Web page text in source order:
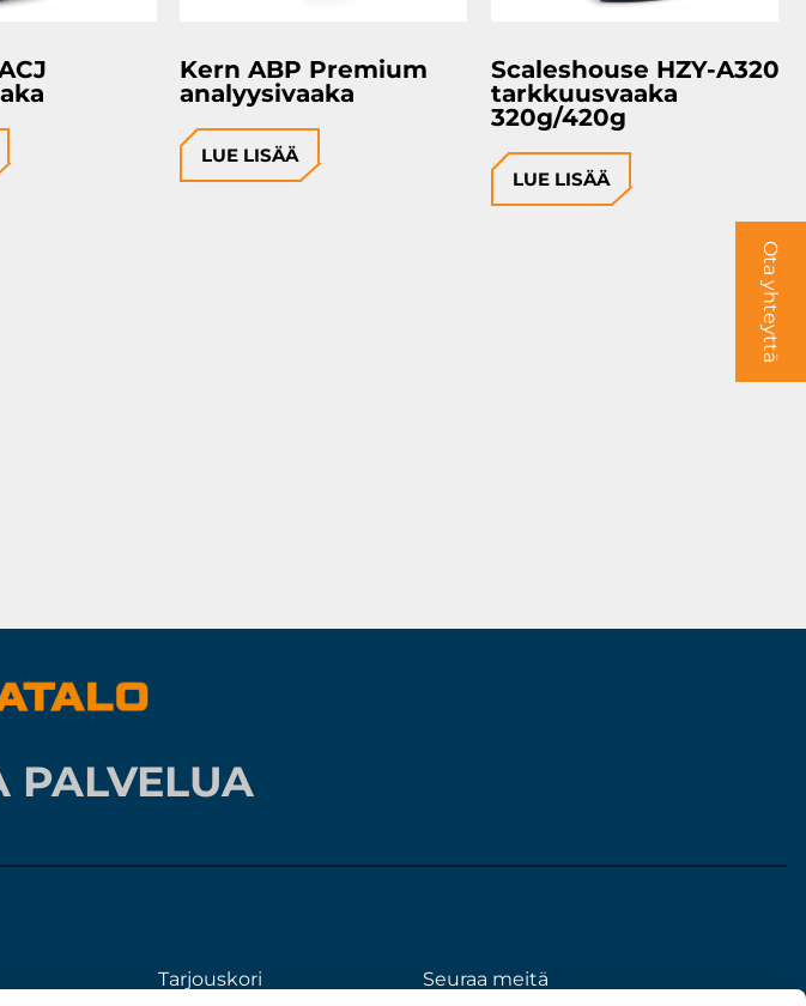
Kern ABP Premium
analyysivaaka
LUE LISÄÄ
Scaleshouse HZY-A320
tarkkuusvaaka
320g/420g
LUE LISÄÄ
PALVELUA
Tarjouskori
Seuraa meitä
Ota yhteyttä